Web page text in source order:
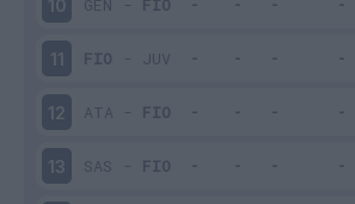
10 GEN - FIO
11 FIO - JUV
12 ATA - FIO
13 SAS - FIO